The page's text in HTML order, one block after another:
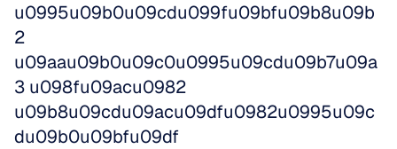
u0995u09b0u09cdu099fu09bfu09b8u09b
2
u09aau09b0u09c0u0995u09cdu09b7u09a
3 u098fu09acu0982
u09b8u09cdu09acu09dfu0982u0995u09c
du09b0u09bfu09df